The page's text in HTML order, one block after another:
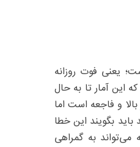
یعنی فوت روزانه
این آمار تا به حال
هرچند ۶ تا ۷ فوتی در روز هم بسیار بالا و فاجعه است اما
باید بگویند این خطا
به گمراهی